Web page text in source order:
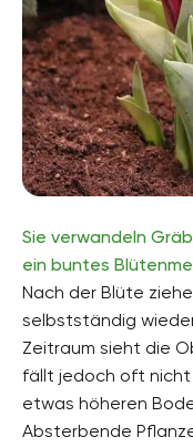
Sie verwandeln
ein buntes
Nach der Blüte
selbstständig
Zeitraum sieht die
fällt jedoch oft nicht
etwas höheren
Absterbende